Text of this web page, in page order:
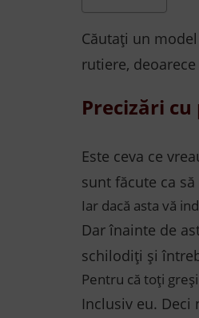
Căutați un
rutiere,
Precizări
Este ceva ce
sunt făcute ca să
Iar dacă asta vă
Dar înainte de
schilodiți și
Pentru că toți
Inclusiv eu.